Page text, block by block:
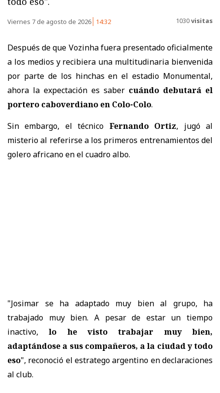
Viernes 7 de agosto de 2026 14:32 1030visitas
Después de que Vozinha fuera presentado oficialmente
a los medios y recibiera una multitudinaria bienvenida
por parte de los hinchas en el estadio Monumental,
ahora la expectación es saber cuándo debutará el
portero caboverdiano en Colo-Colo.
Sin embargo, el técnico Fernando Ortiz, jugó al
misterio al referirse a los primeros entrenamientos del
golero africano en el cuadro albo.
"Josimar se ha adaptado muy bien al grupo, ha
trabajado muy bien. A pesar de estar un tiempo
inactivo,lo he visto trabajar muy bien,
adaptándose a sus compañeros, a la ciudad y todo
eso", reconoció el estratego argentino en declaraciones
al club.